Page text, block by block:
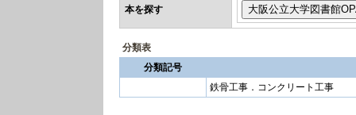
本を探す
分類表
分類記号
鉄骨工事．コンクリート工事